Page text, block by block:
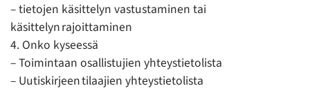
– tietojen käsittelyn vastustaminen tai
käsittelyn rajoittaminen
4. Onko kyseessä
– Toimintaan osallistujien yhteystietolista
– Uutiskirjeen tilaajien yhteystietolista